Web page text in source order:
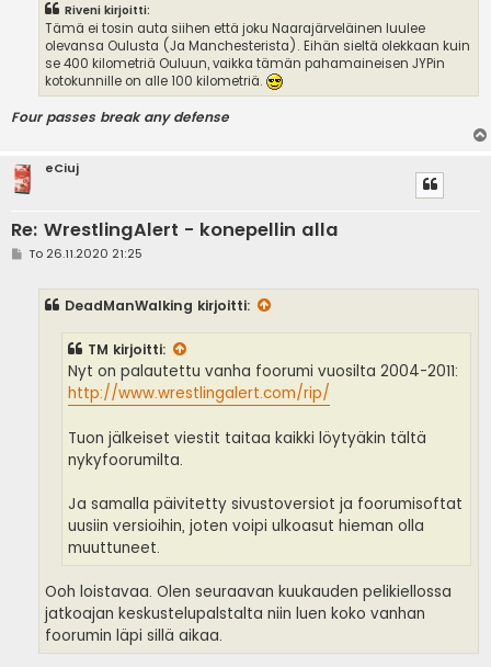
Riveni kirjoitti:
Tämä ei tosin auta siihen että joku Naarajärveläinen luulee
olevansa Oulusta (Ja Manchesterista). Eihän sieltä olekkaan kuin
se 400 kilometriä Ouluun, vaikka tämän pahamaineisen JYPin
kotokunnille on alle 100 kilometriä.
Four passes break any defense
eCiuj
Re: WrestlingAlert - konepellin alla
VTo 26.11.2020 21:25
DeadManWalking kirjoitti:
TM kirjoitti:
Nyt on palautettu vanha foorumi vuosilta 2004-2011:
http://www.wrestlingalert.com/rip/
Tuon jälkeiset viestit taitaa kaikki löytyäkin tältä
nykyfoorumilta.
Ja samalla päivitetty sivustoversiot ja foorumisoftat
uusiin versioihin, joten voipi ulkoasut hieman olla
muuttuneet.
Ooh loistavaa. Olen seuraavan kuukauden pelikiellossa
jatkoajan keskustelupalstalta niin luen koko vanhan
foorumin läpi sillä aikaa.